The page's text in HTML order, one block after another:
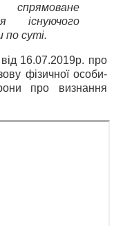
спрямоване
існуючого
по суті.
16.07.2019р. про
фізичної особи-
про визнання